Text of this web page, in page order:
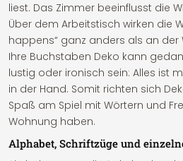
liest. Das Zimmer beeinflusst die
Über dem Arbeitstisch wirken die
happens“ ganz anders als an der
Ihre Buchstaben Deko kann
lustig oder ironisch sein: Alles ist
in der Hand. Somit richten sich
Spaß am Spiel mit Wörtern und
Wohnung haben.
Alphabet, Schriftzüge und